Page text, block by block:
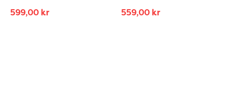
599,00 kr
559,00 kr